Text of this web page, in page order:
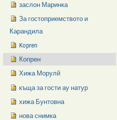
заслон Маринка
За гостоприемството и
Карандила
Kopren
Копрен
Хижа Морулй
къща за гости ау натур
хижа Бунтовна
нова снимка